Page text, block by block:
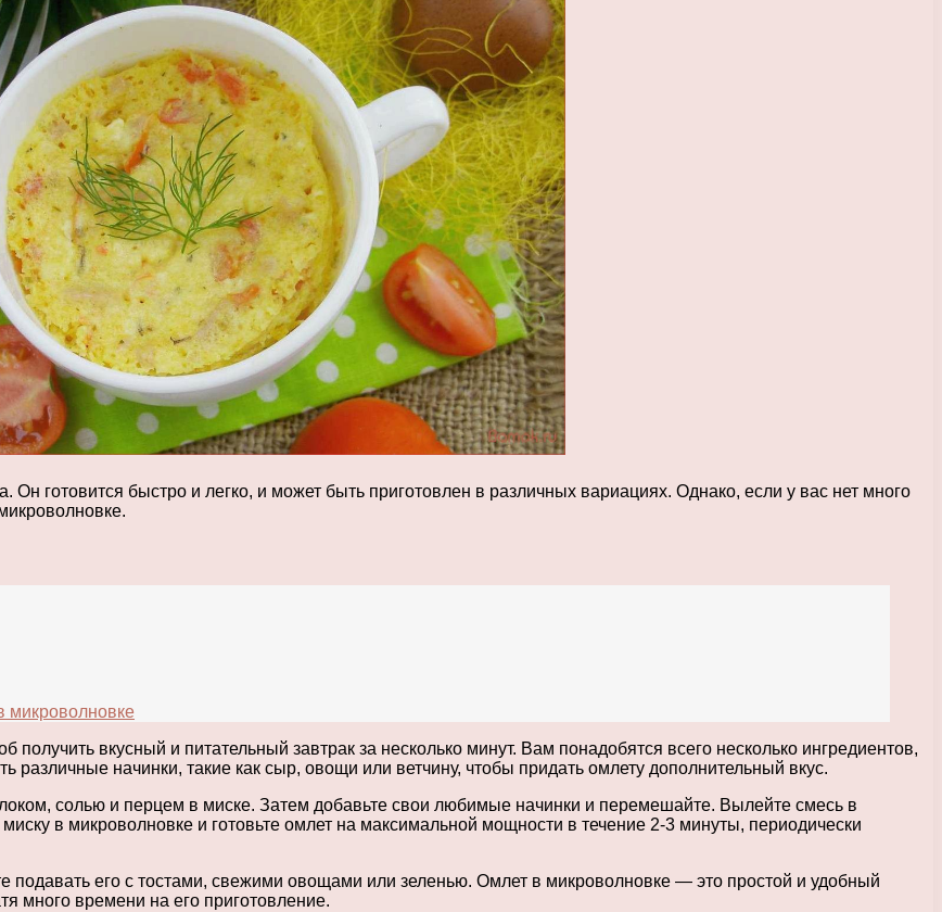
готовится быстро и легко, и может быть приготовлен в различных вариациях. Однако, если у вас нет много
микроволновке
вкусный и питательный завтрак за несколько минут. Вам понадобятся всего несколько ингредиентов,
различные начинки, такие как сыр, овощи или ветчину, чтобы придать омлету дополнительный вкус.
солью и перцем в миске. Затем добавьте свои любимые начинки и перемешайте. Вылейте смесь в
в микроволновке и готовьте омлет на максимальной мощности в течение 2-3 минуты, периодически
его с тостами, свежими овощами или зеленью. Омлет в микроволновке — это простой и удобный
много времени на его приготовление.